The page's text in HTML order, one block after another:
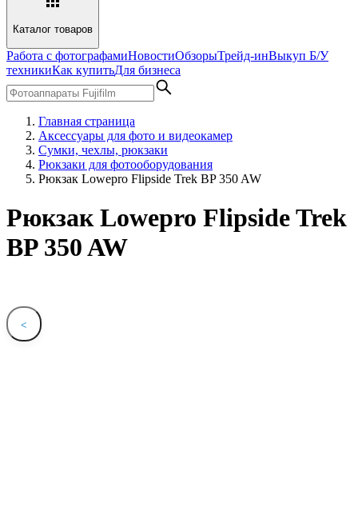
Каталог товаров
Работа с фотографамиНовостиОбзорыТрейд-инВыкуп Б/У
техникиКак купитьДля бизнеса
Главная страница
Аксессуары для фото и видеокамер
Сумки, чехлы, рюкзаки
Рюкзаки для фотооборудования
Рюкзак Lowepro Flipside Trek BP 350 AW
Рюкзак Lowepro Flipside Trek
BP 350 AW
<